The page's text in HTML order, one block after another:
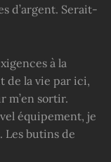
d’argent. Serait-
à la
de la vie par ici,
m’en sortir.
équipement, je
Les butins de